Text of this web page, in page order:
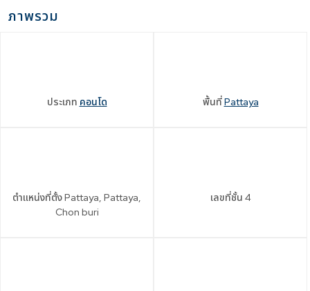
ภาพรวม
ประเภท คอนโด พื้นที่Pattaya
ตำแหน่งที่ตั้งPattaya, Pattaya,
Chon buri
เลขที่ชั้น 4